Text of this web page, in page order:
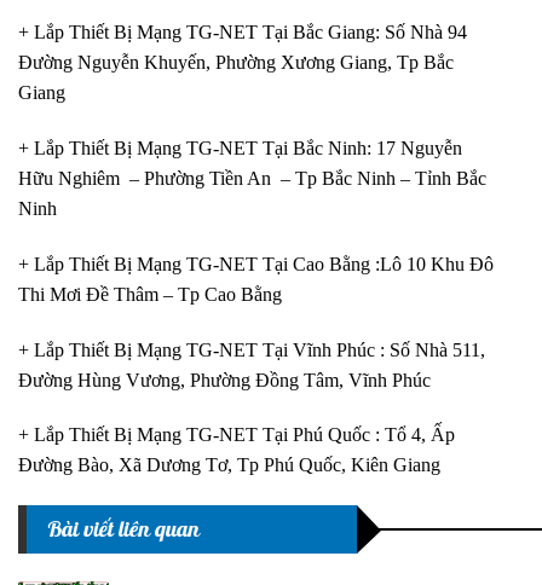
+ Lắp Thiết Bị Mạng TG-NET Tại Bắc Giang: Số Nhà 94
Đường Nguyễn Khuyến, Phường Xương Giang, Tp Bắc
Giang
+ Lắp Thiết Bị Mạng TG-NET Tại Bắc Ninh: 17 Nguyễn
Hữu Nghiêm – Phường Tiền An – Tp Bắc Ninh – Tỉnh Bắc
Ninh
+ Lắp Thiết Bị Mạng TG-NET Tại Cao Bằng :Lô 10 Khu Đô
Thi Mơi Đề Thâm – Tp Cao Bằng
+ Lắp Thiết Bị Mạng TG-NET Tại Vĩnh Phúc : Số Nhà 511,
Đường Hùng Vương, Phường Đồng Tâm, Vĩnh Phúc
+ Lắp Thiết Bị Mạng TG-NET Tại Phú Quốc : Tổ 4, Ấp
Đường Bào, Xã Dương Tơ, Tp Phú Quốc, Kiên Giang
Bài viết liên quan